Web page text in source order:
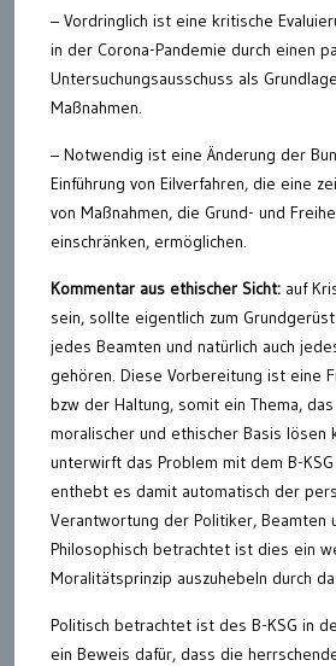
– Vordringlich ist eine kritische
in der Corona-Pandemie durch einen
Untersuchungsausschuss als
Maßnahmen.
– Notwendig ist eine Änderung der
Einführung von Eilverfahren, die eine
von Maßnahmen, die Grund- und
einschränken, ermöglichen.
Kommentar aus ethischer Sicht: auf
sein, sollte eigentlich zum
jedes Beamten und natürlich auch
gehören. Diese Vorbereitung ist eine
bzw der Haltung, somit ein Thema,
moralischer und ethischer Basis lösen
unterwirft das Problem mit dem B-
enthebt es damit automatisch der
Verantwortung der Politiker, Beamten
Philosophisch betrachtet ist dies ein
Moralitätsprinzip auszuhebeln durch
Politisch betrachtet ist des B-KSG in
ein Beweis dafür, dass die